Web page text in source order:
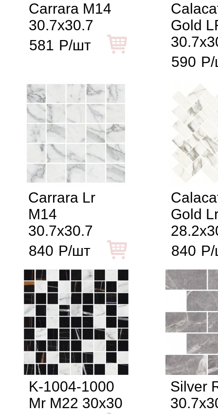
Carrara M14
30.7x30.7
581 Р/шт
Gold
590
Carrara Lr
M14
30.7x30.7
840 Р/шт
Gold
840
K-1004-1000
Mr M22 30x30
Silver